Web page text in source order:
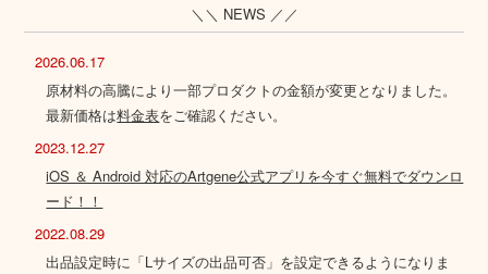
＼＼ NEWS ／／
2026.06.17
原材料の高騰により一部プロダクトの金額が変更となりました。
最新価格は料金表をご確認ください。
2023.12.27
iOS ＆ Android 対応のArtgene公式アプリを今すぐ無料でダウンロ
ード！！
2022.08.29
出品設定時に「Lサイズの出品可否」を設定できるようになりま